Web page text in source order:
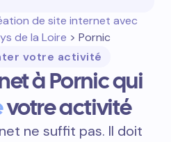
de site internet avec
de la Loire > Pornic
votre activité
à Pornic qui
votre activité
ne suffit pas. Il doit